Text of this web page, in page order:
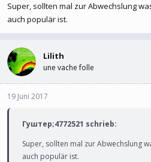
Super, sollten mal zur Abwechslung
auch populär ist.
Lilith
une vache folle
19 Juni 2017
Гуштер;4772521 schrieb:
Super, sollten mal zur Abwechslung
auch populär ist.